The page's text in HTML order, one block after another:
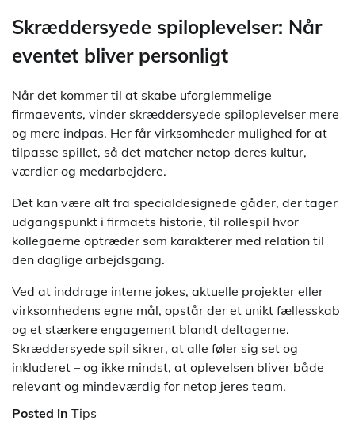
Skræddersyede spiloplevelser: Når
eventet bliver personligt
Når det kommer til at skabe uforglemmelige
firmaevents, vinder skræddersyede spiloplevelser mere
og mere indpas. Her får virksomheder mulighed for at
tilpasse spillet, så det matcher netop deres kultur,
værdier og medarbejdere.
Det kan være alt fra specialdesignede gåder, der tager
udgangspunkt i firmaets historie, til rollespil hvor
kollegaerne optræder som karakterer med relation til
den daglige arbejdsgang.
Ved at inddrage interne jokes, aktuelle projekter eller
virksomhedens egne mål, opstår der et unikt fællesskab
og et stærkere engagement blandt deltagerne.
Skræddersyede spil sikrer, at alle føler sig set og
inkluderet – og ikke mindst, at oplevelsen bliver både
relevant og mindeværdig for netop jeres team.
Posted in Tips